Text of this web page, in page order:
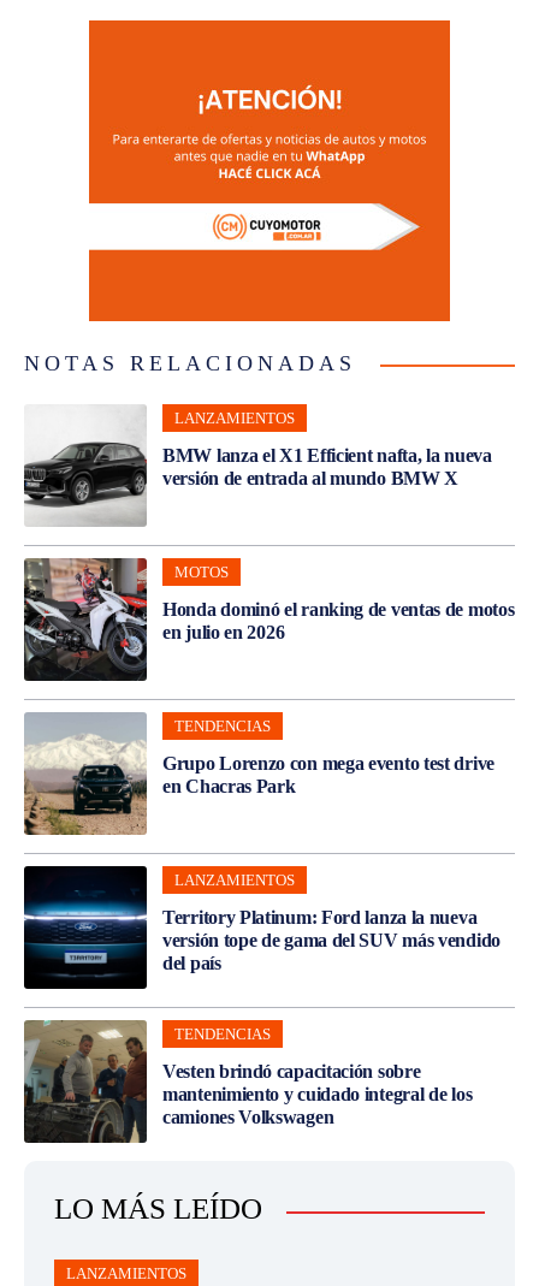
NOTAS RELACIONADAS
LANZAMIENTOS
BMW lanza el X1 Efficient nafta, la nueva
versión de entrada al mundo BMW X
MOTOS
Honda dominó el ranking de ventas de motos
en julio en 2026
TENDENCIAS
Grupo Lorenzo con mega evento test drive
en Chacras Park
LANZAMIENTOS
Territory Platinum: Ford lanza la nueva
versión tope de gama del SUV más vendido
del país
TENDENCIAS
Vesten brindó capacitación sobre
mantenimiento y cuidado integral de los
camiones Volkswagen
LO MÁS LEÍDO
LANZAMIENTOS